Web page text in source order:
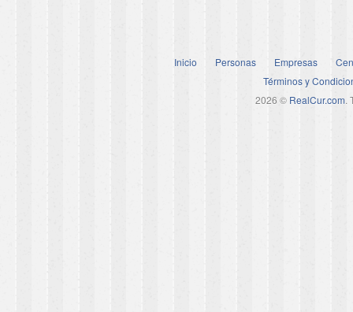
Inicio Personas Empresas
Términos y
2026 © RealCur.com.